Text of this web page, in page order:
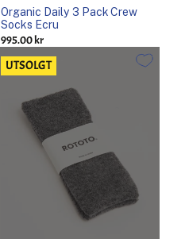
Organic Daily 3 Pack Crew
Socks Ecru
995.00 kr
UTSOLGT